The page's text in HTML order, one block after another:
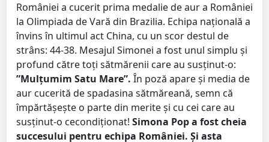
României a cucerit prima medalie de aur a României
la Olimpiada de Vară din Brazilia. Echipa națională a
învins în ultimul act China, cu un scor destul de
strâns: 44-38. Mesajul Simonei a fost unul simplu și
profund către toți sătmărenii care au susținut-o:
”Mulțumim Satu Mare”. În poză apare și media de
aur cucerită de spadasina sătmăreană, semn că
împărtășește o parte din merite și cu cei care au
susținut-o cecondiționat! Simona Pop a fost cheia
succesului pentru echipa României. Și asta